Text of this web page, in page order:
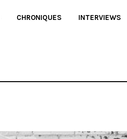
CHRONIQUES INTERVIEWS